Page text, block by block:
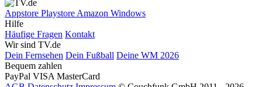
Appstore Playstore Amazon Windows
Hilfe
Häufige Fragen Kontakt
Wir sind TV.de
Dein Fernsehen Dein Fußball Deine WM 2026
Bequem zahlen
PayPal VISA MasterCard